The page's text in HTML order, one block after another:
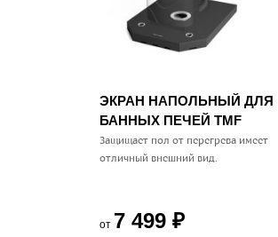
ЭКРАН НАПОЛЬНЫЙ ДЛЯ
БАННЫХ ПЕЧЕЙ TMF
Защищает пол от перегрева имеет
отличный внешний вид.
от 7 499 ₽